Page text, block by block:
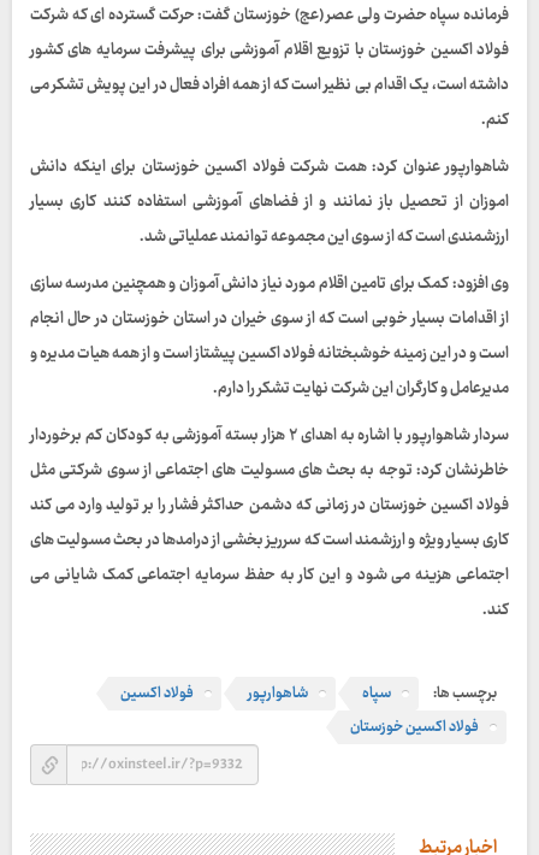
فرمانده سپاه حضرت ولی عصر (عج) خوزستان گفت: حرکت گسترده ای که شرکت
فولاد اکسین خوزستان با تزویع اقلام آموزشی برای پیشرفت سرمایه های کشور
داشته است، یک اقدام بی نظیر است که از همه افراد فعال در این پویش تشکر می
کنم.
شاهوارپور عنوان کرد: همت شرکت فولاد اکسین خوزستان برای اینکه دانش
اموزان از تحصیل باز نمانند و از فضاهای آموزشی استفاده کنند کاری بسیار
ارزشمندی است که از سوی این مجموعه توانمند عملیاتی شد.
وی افزود: کمک برای تامین اقلام مورد نیاز دانش آموزان و همچنین مدرسه سازی
از اقدامات بسیار خوبی است که از سوی خیران در استان خوزستان در حال انجام
است و در این زمینه خوشبختانه فولاد اکسین پیشتاز است و از همه هیات مدیره و
مدیرعامل و کارگران این شرکت نهایت تشکر را دارم.
سردار شاهوارپور با اشاره به اهدای ۲ هزار بسته آموزشی به کودکان کم برخوردار
خاطرنشان کرد: توجه به بحث های مسولیت های اجتماعی از سوی شرکتی مثل
فولاد اکسین خوزستان در زمانی که دشمن حداکثر فشار را بر تولید وارد می کند
کاری بسیار ویژه و ارزشمند است که سرریز بخشی از درامدها در بحث مسولیت های
اجتماعی هزینه می شود و این کار به حفظ سرمایه اجتماعی کمک شایانی می
کند.
برچسب ها: سپاه شاهوارپور
فولاد اکسین
فولاد اکسین خوزستان
اخبار مرتبط